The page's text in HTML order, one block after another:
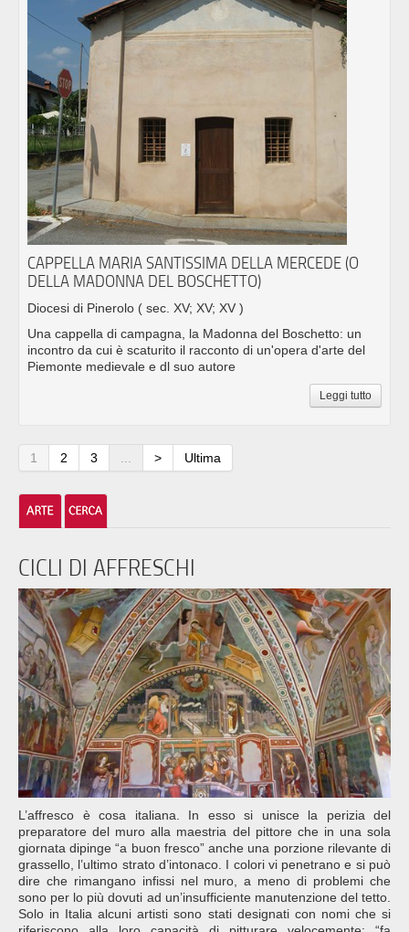
CAPPELLA MARIA SANTISSIMA DELLA MERCEDE (O
DELLA MADONNA DEL BOSCHETTO)
Diocesi di Pinerolo ( sec. XV; XV; XV )
Una cappella di campagna, la Madonna del Boschetto: un
incontro da cui è scaturito il racconto di un'opera d'arte del
Piemonte medievale e dl suo autore
Leggi tutto
1 2 3 ... > Ultima
CICLI DI AFFRESCHI
L’affresco è cosa italiana. In esso si unisce la perizia del
preparatore del muro alla maestria del pittore che in una sola
giornata dipinge “a buon fresco” anche una porzione rilevante di
grassello, l’ultimo strato d’intonaco. I colori vi penetrano e si può
dire che rimangano infissi nel muro, a meno di problemi che
sono per lo più dovuti ad un’insufficiente manutenzione del tetto.
Solo in Italia alcuni artisti sono stati designati con nomi che si